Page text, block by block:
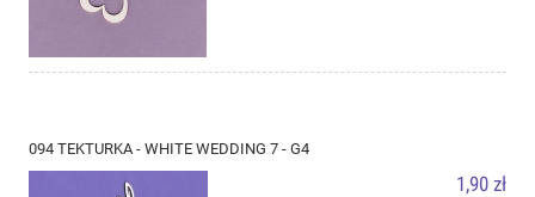
094 TEKTURKA - WHITE WEDDING 7 - G4
1,90 zł